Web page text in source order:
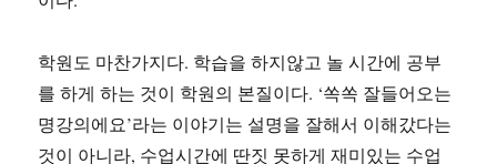
학원도 마찬가지다. 학습을 하지않고 놀 시간에 공부
를 하게 하는 것이 학원의 본질이다. ‘쏙쏙 잘들어오는
명강의에요’라는 이야기는 설명을 잘해서 이해갔다는
것이 아니라, 수업시간에 딴짓 못하게 재미있는 수업